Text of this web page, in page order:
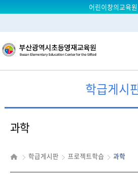
어린이창의교육원
학급게시
과학
학급게시판 프로젝트학습 과학